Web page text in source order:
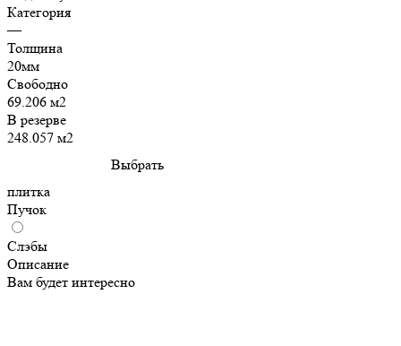
Категория
—
Толщина
20мм
Свободно
69.206 м2
В резерве
248.057 м2
Выбрать
плитка
Пучок
Слэбы
Описание
Вам будет интересно